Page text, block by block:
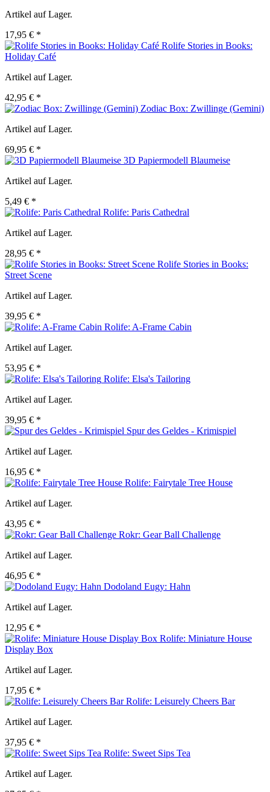
Artikel auf Lager.
17,95 € *
Rolife Stories in Books:
Holiday Café
Artikel auf Lager.
42,95 € *
Zodiac Box: Zwillinge (Gemini)
Artikel auf Lager.
69,95 € *
3D Papiermodell Blaumeise
Artikel auf Lager.
5,49 € *
Rolife: Paris Cathedral
Artikel auf Lager.
28,95 € *
Rolife Stories in Books:
Street Scene
Artikel auf Lager.
39,95 € *
Rolife: A-Frame Cabin
Artikel auf Lager.
53,95 € *
Rolife: Elsa's Tailoring
Artikel auf Lager.
39,95 € *
Spur des Geldes - Krimispiel
Artikel auf Lager.
16,95 € *
Rolife: Fairytale Tree House
Artikel auf Lager.
43,95 € *
Rokr: Gear Ball Challenge
Artikel auf Lager.
46,95 € *
Dodoland Eugy: Hahn
Artikel auf Lager.
12,95 € *
Rolife: Miniature House
Display Box
Artikel auf Lager.
17,95 € *
Rolife: Leisurely Cheers Bar
Artikel auf Lager.
37,95 € *
Rolife: Sweet Sips Tea
Artikel auf Lager.